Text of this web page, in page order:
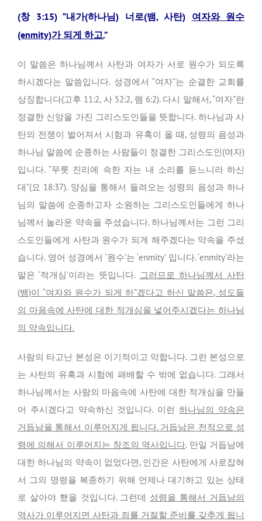
(창 3:15) “내가(하나님) 너로(뱀, 사탄) 여자와 원수
(enmity)가 되게 하고.”
이 말씀은 하나님께서 사탄과 여자가 서로 원수가 되도록
하시겠다는 말씀입니다. 성경에서 “여자”는 순결한 교회를
상징합니다(고후 11:2, 사 52:2, 렘 6:2). 다시 말해서, “여자”란
정결한 신앙을 가진 그리스도인들을 뜻합니다. 하나님과 사
탄의 전쟁이 벌어져서 시험과 유혹이 올 때, 성령의 음성과
하나님 말씀에 순종하는 사람들이 정결한 그리스도인(여자)
입니다. “무릇 진리에 속한 자는 내 소리를 듣느니라 하신
대”(요 18:37). 양심을 통해서 들려오는 성령의 음성과 하나
님의 말씀에 순종하고자 소원하는 그리스도인들에게 하나
님께서 놀라운 약속을 주셨습니다. 하나님께서는 그런 그리
스도인들에게 사탄과 원수가 되게 해주겠다는 약속을 주셨
습니다. 영어 성경에서 ‘원수’는 ‘enmity’ 입니다. ‘enmity’라는
말은 ‘적개심’이라는 뜻입니다. 그러므로 하나님께서 사탄
(뱀)이 “여자와 원수가 되게 하”겠다고 하신 말씀은, 성도들
의 마음속에 사탄에 대한 적개심을 넣어주시겠다는 하나님
의 약속입니다.
사람의 타고난 본성은 이기적이고 악합니다. 그런 본성으로
는 사탄의 유혹과 시험에 패배할 수 밖에 없습니다. 그래서
하나님께서는 사람의 마음속에 사탄에 대한 적개심을 만들
어 주시겠다고 약속하신 것입니다. 이런하나님의 약속은
거듭남을 통해서 이루어지게 됩니다. 거듭남은 전적으로 성
령에 의해서 이루어지는 창조의 역사입니다. 만일 거듭남에
대한 하나님의 약속이 없었다면, 인간은 사탄에게 사로잡혀
서 그의 명령을 복종하기 위해 언제나 대기하고 있는 상태
로 살아야 했을 것입니다. 그런데 성령을 통해서 거듭남의
역사가 이루어지면 사탄과 죄를 거절할 준비를 갖추게 됩니